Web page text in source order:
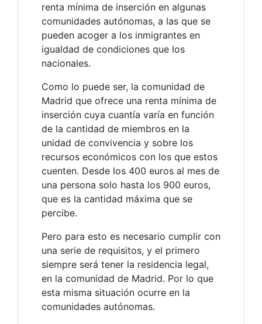
renta mínima de inserción en algunas
comunidades autónomas, a las que se
pueden acoger a los inmigrantes en
igualdad de condiciones que los
nacionales.
Como lo puede ser, la comunidad de
Madrid que ofrece una renta mínima de
inserción cuya cuantía varía en función
de la cantidad de miembros en la
unidad de convivencia y sobre los
recursos económicos con los que estos
cuenten. Desde los 400 euros al mes de
una persona solo hasta los 900 euros,
que es la cantidad máxima que se
percibe.
Pero para esto es necesario cumplir con
una serie de requisitos, y el primero
siempre será tener la residencia legal,
en la comunidad de Madrid. Por lo que
esta misma situación ocurre en la
comunidades autónomas.